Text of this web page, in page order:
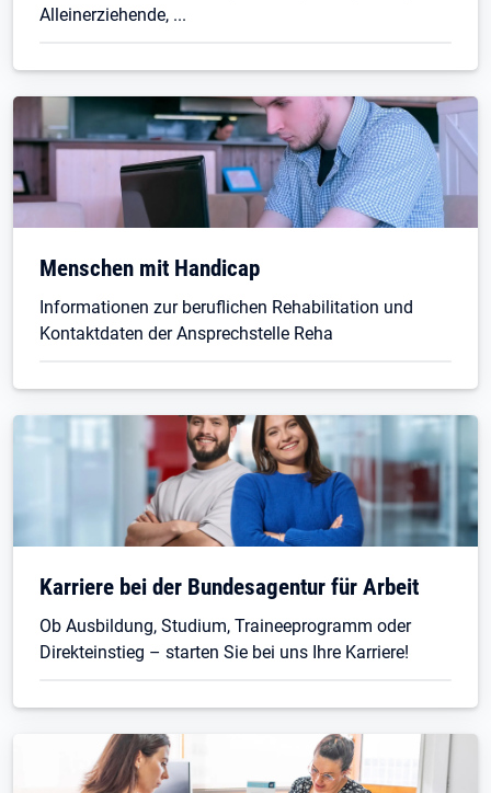
Alleinerziehende, ...
Menschen mit Handicap
Informationen zur beruflichen Rehabilitation und
Kontaktdaten der Ansprechstelle Reha
Karriere bei der Bundesagentur für Arbeit
Ob Ausbildung, Studium, Traineeprogramm oder
Direkteinstieg – starten Sie bei uns Ihre Karriere!